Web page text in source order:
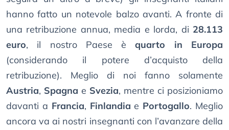
hanno fatto un notevole balzo avanti. A fronte di
una retribuzione annua, media e lorda, di 28.113
euro, il nostro Paese èquarto in Europa
(considerando il potere d’acquisto della
retribuzione). Meglio di noi fanno solamente
Austria, Spagna e Svezia, mentre ci posizioniamo
davanti a Francia, Finlandia e Portogallo. Meglio
ancora va ai nostri insegnanti con l’avanzare della